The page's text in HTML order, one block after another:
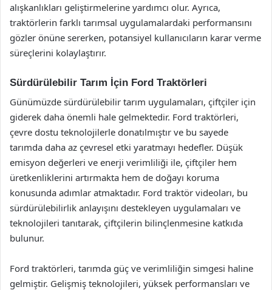
alışkanlıkları geliştirmelerine yardımcı olur. Ayrıca,
traktörlerin farklı tarımsal uygulamalardaki performansını
gözler önüne sererken, potansiyel kullanıcıların karar verme
süreçlerini kolaylaştırır.
Sürdürülebilir Tarım İçin Ford Traktörleri
Günümüzde sürdürülebilir tarım uygulamaları, çiftçiler için
giderek daha önemli hale gelmektedir. Ford traktörleri,
çevre dostu teknolojilerle donatılmıştır ve bu sayede
tarımda daha az çevresel etki yaratmayı hedefler. Düşük
emisyon değerleri ve enerji verimliliği ile, çiftçiler hem
üretkenliklerini artırmakta hem de doğayı koruma
konusunda adımlar atmaktadır. Ford traktör videoları, bu
sürdürülebilirlik anlayışını destekleyen uygulamaları ve
teknolojileri tanıtarak, çiftçilerin bilinçlenmesine katkıda
bulunur.
Ford traktörleri, tarımda güç ve verimliliğin simgesi haline
gelmiştir. Gelişmiş teknolojileri, yüksek performansları ve